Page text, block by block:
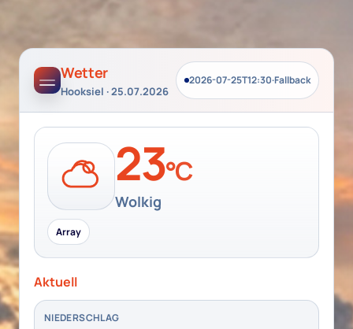
Wetter
Hooksiel · 25.07.2026
2026-07-25T12:30·Fallback
23°C
Wolkig
Array
Aktuell
NIEDERSCHLAG